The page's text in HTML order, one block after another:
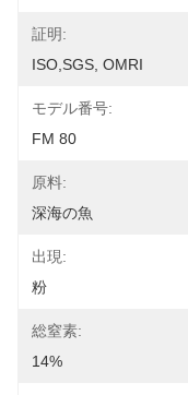
証明:
ISO,SGS, OMRI
モデル番号:
FM 80
原料:
深海の魚
出現:
粉
総窒素:
14%